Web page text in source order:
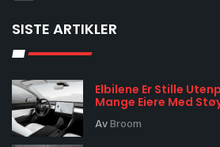
SISTE ARTIKLER
Elbilene Er Stille
Mange Eiere Med
AvBroom